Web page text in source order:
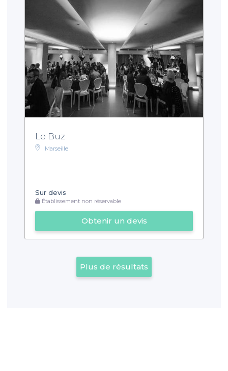
Le Buz
Marseille
Sur devis
Établissement non réservable
Obtenir un devis
Plus de résultats